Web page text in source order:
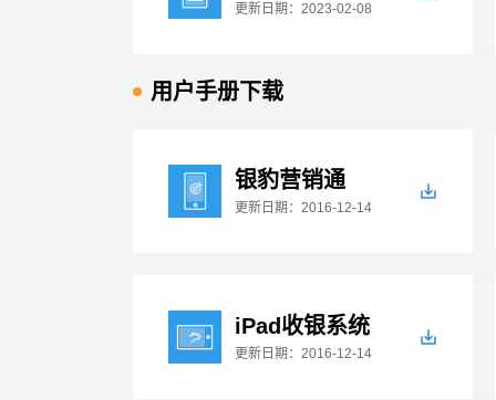
更新日期：2023-02-08
用户手册下载
银豹营销通
更新日期：2016-12-14
iPad收银系统
更新日期：2016-12-14